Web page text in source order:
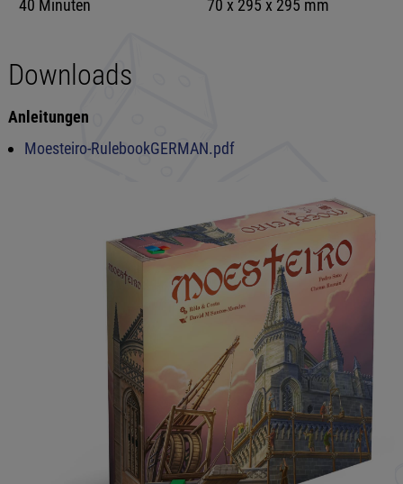
40 Minuten 70 x 295 x 295 mm
Downloads
Anleitungen
Moesteiro-RulebookGERMAN.pdf